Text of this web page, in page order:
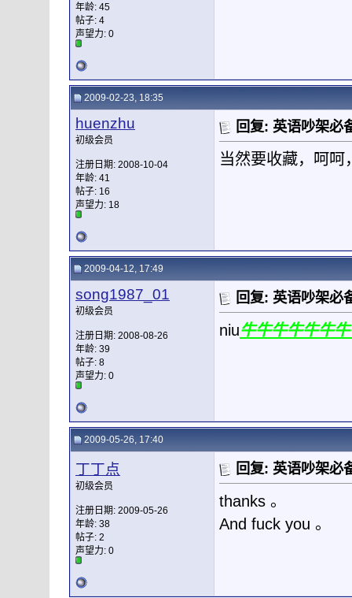
年龄: 45
帖子: 4
声望力: 0
2009-02-23, 18:35
huenzhu
初级会员
注册日期: 2008-10-04
年龄: 41
帖子: 16
声望力: 18
回复: 英语吵架必
当然要收藏，呵呵
2009-04-12, 17:49
song1987_01
初级会员
注册日期: 2008-08-26
年龄: 39
帖子: 8
声望力: 0
回复: 英语吵架必
niu牛牛牛牛牛牛
2009-05-26, 17:40
丁丁点
初级会员
注册日期: 2009-05-26
年龄: 38
帖子: 2
声望力: 0
回复: 英语吵架必
thanks 。
And fuck you 。